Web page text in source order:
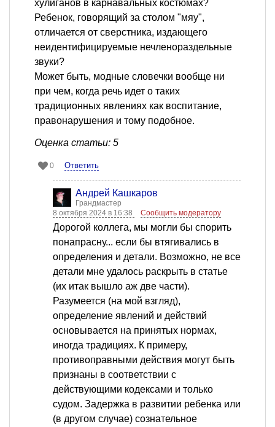
хулиганов в карнавальных костюмах?
Ребенок, говорящий за столом "мяу",
отличается от сверстника, издающего
неидентифицируемые нечленораздельные
звуки?
Может быть, модные словечки вообще ни
при чем, когда речь идет о таких
традиционных явлениях как воспитание,
правонарушения и тому подобное.
Оценка статьи: 5
0 Ответить
Андрей Кашкаров
Грандмастер
8 октября 2024 в 16:38
Сообщить модератору
Дорогой коллега, мы могли бы спорить
понапрасну... если бы втягивались в
определения и детали. Возможно, не все
детали мне удалось раскрыть в статье
(их итак вышло аж две части).
Разумеется (на мой взгляд),
определение явлений и действий
основывается на принятых нормах,
иногда традициях. К примеру,
противоправными действия могут быть
признаны в соответствии с
действующими кодексами и только
судом. Задержка в развитии ребенка или
(в другом случае) сознательное